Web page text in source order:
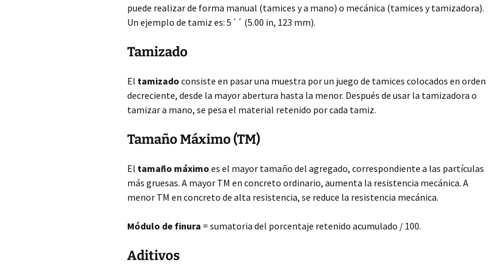
puede realizar de forma manual (tamices y a mano) o mecánica (tamices y tamizadora).
Un ejemplo de tamiz es: 5´´ (5.00 in, 123 mm).
Tamizado
El tamizado consiste en pasar una muestra por un juego de tamices colocados en orden
decreciente, desde la mayor abertura hasta la menor. Después de usar la tamizadora o
tamizar a mano, se pesa el material retenido por cada tamiz.
Tamaño Máximo (TM)
El tamaño máximo es el mayor tamaño del agregado, correspondiente a las partículas
más gruesas. A mayor TM en concreto ordinario, aumenta la resistencia mecánica. A
menor TM en concreto de alta resistencia, se reduce la resistencia mecánica.
Módulo de finura = sumatoria del porcentaje retenido acumulado / 100.
Aditivos